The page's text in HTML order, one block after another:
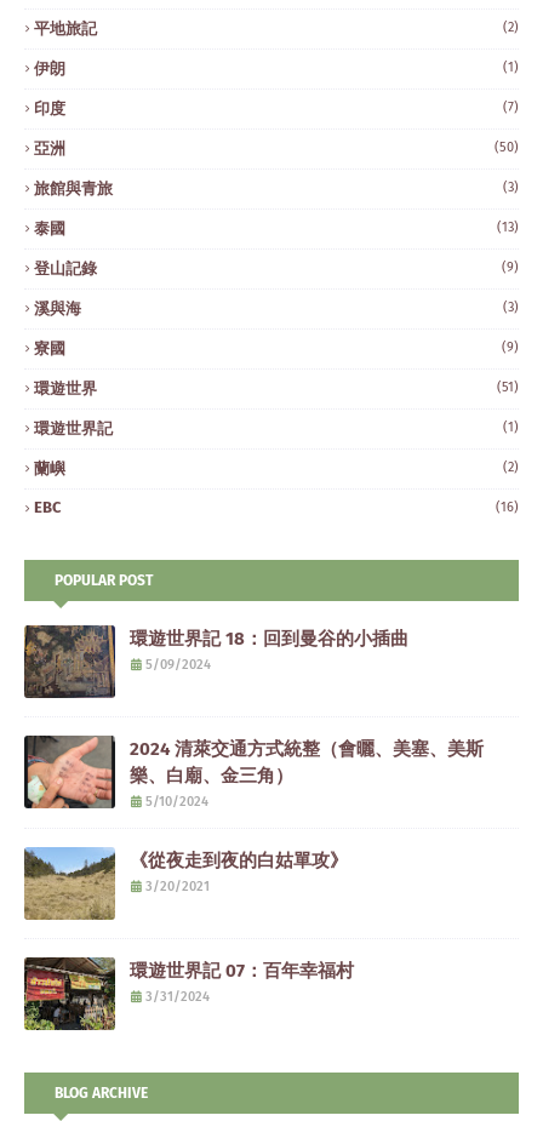
平地旅記 (2)
伊朗 (1)
印度 (7)
亞洲 (50)
旅館與青旅 (3)
泰國 (13)
登山記錄 (9)
溪與海 (3)
寮國 (9)
環遊世界 (51)
環遊世界記 (1)
蘭嶼 (2)
EBC (16)
POPULAR POST
環遊世界記 18：回到曼谷的小插曲
5/09/2024
2024 清萊交通方式統整（會曬、美塞、美斯
樂、白廟、金三角）
5/10/2024
《從夜走到夜的白姑單攻》
3/20/2021
環遊世界記 07：百年幸福村
3/31/2024
BLOG ARCHIVE